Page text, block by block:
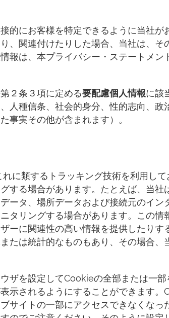
的にお客様を特定できるように当社が
、関連付けたりした場合、当社は、そ
報は、本プライバシー・ステートメン
２条３項に定める要配慮個人情報に該
人種信条、社会的身分、性的志向、政
事実その他が含まれます）。
に類するトラッキング技術を利用し
する場合があります。たとえば、当社
ータ、場所データおよび接続元のイン
タリングする場合があります。この情
ーに関連性の高い情報を提供したりす
たは統計的なものもあり、その場合、
ザを設定してCookieの全部または一
示されるようにすることができます。
サイトの一部にアクセスできなくなっ